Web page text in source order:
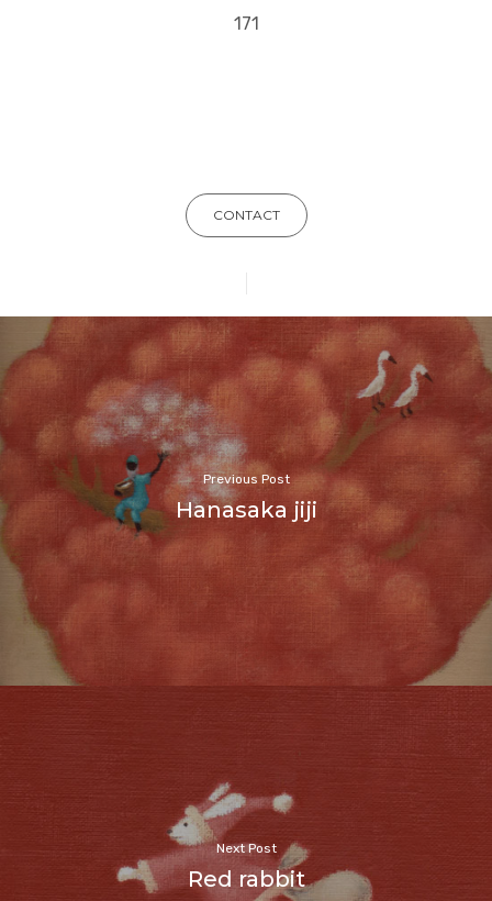
171
CONTACT
Previous Post
Hanasaka jiji
Next Post
Red rabbit